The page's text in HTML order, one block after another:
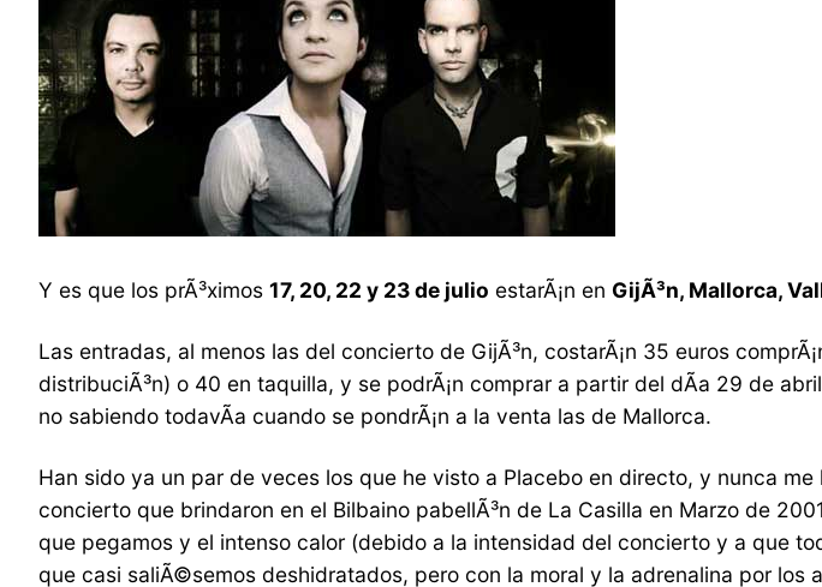
Y es que los prÃ³ximos 17, 20, 22 y 23 de julio estarÃ¡n en GijÃ³n, Mallorca,
Las entradas, al menos las del concierto de GijÃ³n, costarÃ¡n 35 euros
distribuciÃ³n) o 40 en taquilla, y se podrÃ¡n comprar a partir del dÃ­a 29 de
no sabiendo todavÃ­a cuando se pondrÃ¡n a la venta las de Mallorca.
Han sido ya un par de veces los que he visto a Placebo en directo, y nunca
concierto que brindaron en el Bilbaino pabellÃ³n de La Casilla en Marzo de
que pegamos y el intenso calor (debido a la intensidad del concierto y a que
que casi saliÃ©semos deshidratados, pero con la moral y la adrenalina por